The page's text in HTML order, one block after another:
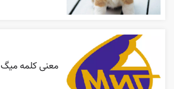
معنی کلمه میگ